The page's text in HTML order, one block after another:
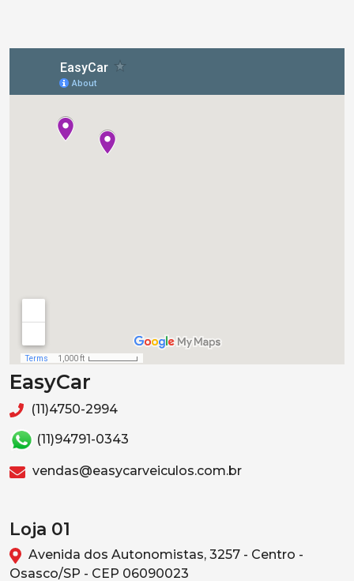
EasyCar
(11)4750-2994
(11)94791-0343
vendas@easycarveiculos.com.br
Loja 01
Avenida dos Autonomistas, 3257 - Centro -
Osasco/SP - CEP 06090023